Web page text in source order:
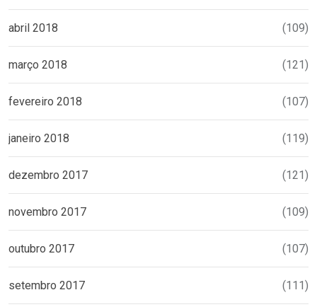
abril 2018 (109)
março 2018 (121)
fevereiro 2018 (107)
janeiro 2018 (119)
dezembro 2017 (121)
novembro 2017 (109)
outubro 2017 (107)
setembro 2017 (111)